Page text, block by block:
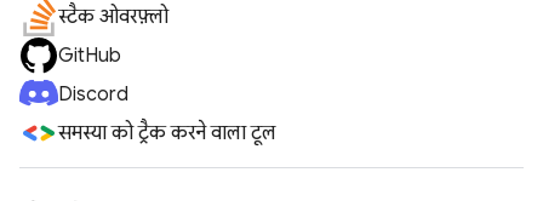
स्टैक ओवरफ़्लो
GitHub
Discord
समस्या को ट्रैक करने वाला टूल